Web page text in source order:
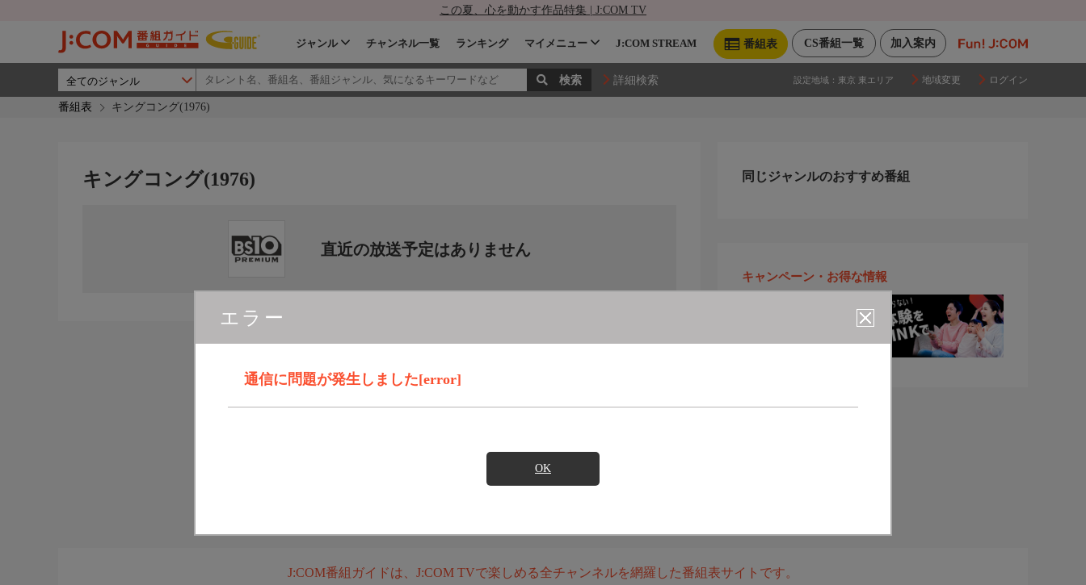
この夏、心を動かす作品特集 | J:COM TV
加入案内
CS番組一覧
番組表
ジャンル チャンネル一覧 ランキング マイメニュー J:COM STREAM
詳細検索 設定地域： 東京 東エリア 地域変更 ログイン
番組表 キングコング(1976)
エラー
通信に問題が発生しました[error]
OK
キングコング(1976)
直近の放送予定はありません
同じジャンルのおすすめ番組
キャンペーン・お得な情報
J:COM番組ガイドは、J:COM TVで楽しめる全チャンネルを網羅した番組表サイトです。